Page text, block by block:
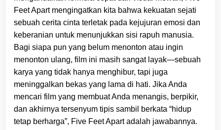
Feet Apart mengingatkan kita bahwa kekuatan sejati
sebuah cerita cinta terletak pada kejujuran emosi dan
keberanian untuk menunjukkan sisi rapuh manusia.
Bagi siapa pun yang belum menonton atau ingin
menonton ulang, film ini masih sangat layak—sebuah
karya yang tidak hanya menghibur, tapi juga
meninggalkan bekas yang lama di hati. Jika Anda
mencari film yang membuat Anda menangis, berpikir,
dan akhirnya tersenyum tipis sambil berkata “hidup
tetap berharga”, Five Feet Apart adalah jawabannya.